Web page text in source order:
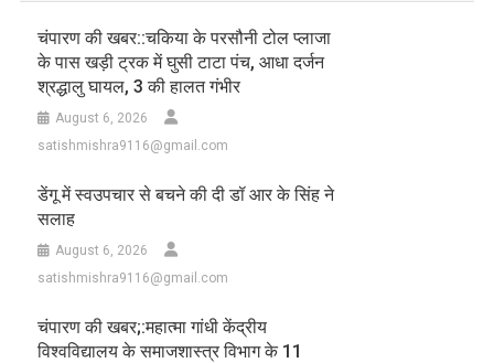
चंपारण की खबर::चकिया के परसौनी टोल प्लाजा
के पास खड़ी ट्रक में घुसी टाटा पंच, आधा दर्जन
श्रद्धालु घायल, 3 की हालत गंभीर
August 6, 2026
satishmishra9116@gmail.com
डेंगू में स्वउपचार से बचने की दी डॉ आर के सिंह ने
सलाह
August 6, 2026
satishmishra9116@gmail.com
चंपारण की खबर;:महात्मा गांधी केंद्रीय
विश्वविद्यालय के समाजशास्त्र विभाग के 11